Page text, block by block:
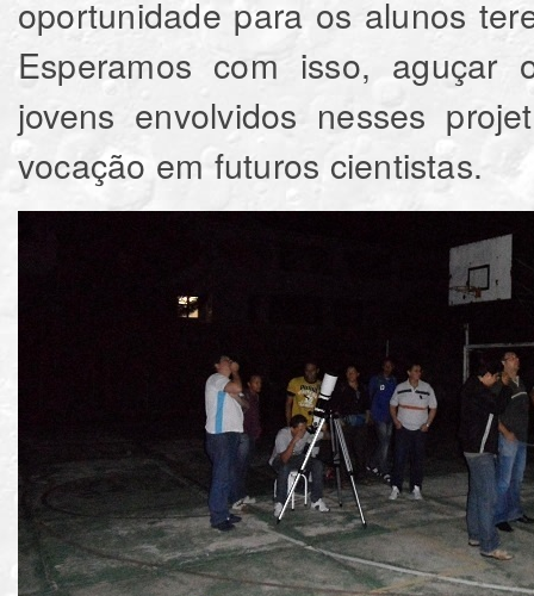
oportunidade para os alunos
Esperamos com isso, aguçar
jovens envolvidos nesses
vocação em futuros cientistas.